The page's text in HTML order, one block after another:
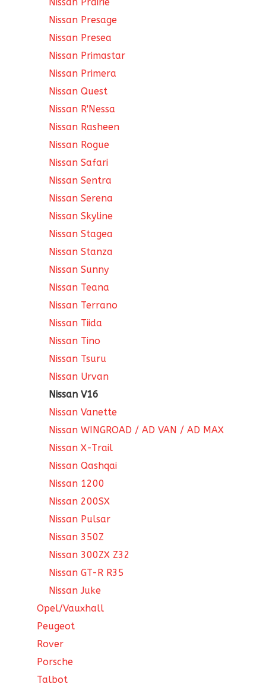
Nissan Presage
Nissan Presea
Nissan Primastar
Nissan Primera
Nissan Quest
Nissan R'Nessa
Nissan Rasheen
Nissan Rogue
Nissan Safari
Nissan Sentra
Nissan Serena
Nissan Skyline
Nissan Stagea
Nissan Stanza
Nissan Sunny
Nissan Teana
Nissan Terrano
Nissan Tiida
Nissan Tino
Nissan Tsuru
Nissan Urvan
Nissan V16
Nissan Vanette
Nissan WINGROAD / AD VAN / AD MAX
Nissan X-Trail
Nissan Qashqai
Nissan 1200
Nissan 200SX
Nissan Pulsar
Nissan 350Z
Nissan 300ZX Z32
Nissan GT-R R35
Nissan Juke
Opel/Vauxhall
Peugeot
Rover
Porsche
Talbot